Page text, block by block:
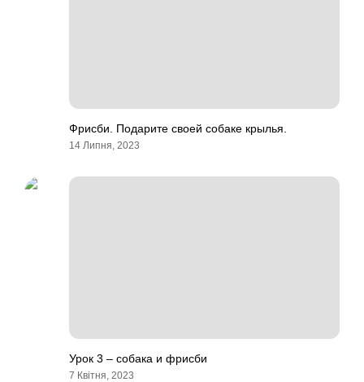
Фрисби. Подарите своей собаке крылья.
14 Липня, 2023
Урок 3 – собака и фрисби
7 Квітня, 2023